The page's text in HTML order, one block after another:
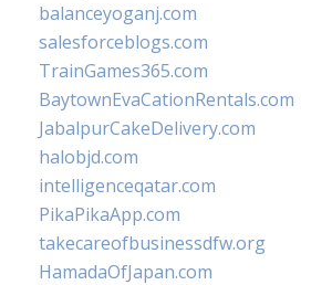
balanceyoganj.com
salesforceblogs.com
TrainGames365.com
BaytownEvaCationRentals.com
JabalpurCakeDelivery.com
halobjd.com
intelligenceqatar.com
PikaPikaApp.com
takecareofbusinessdfw.org
HamadaOfJapan.com